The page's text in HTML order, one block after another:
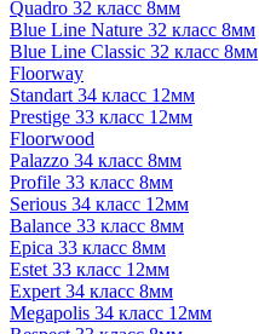
Quadro 32 класс 8мм
Blue Line Nature 32 класс 8мм
Blue Line Classic 32 класс 8мм
Floorway
Standart 34 класс 12мм
Prestige 33 класс 12мм
Floorwood
Palazzo 34 класс 8мм
Profile 33 класс 8мм
Serious 34 класс 12мм
Balance 33 класс 8мм
Epica 33 класс 8мм
Estet 33 класс 12мм
Expert 34 класс 8мм
Megapolis 34 класс 12мм